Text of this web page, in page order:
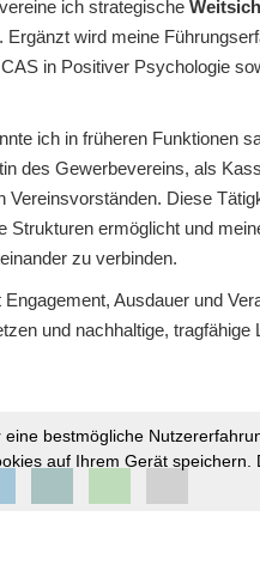
vereine ich strategische
. Ergänzt wird meine
in Positiver Psychologie
ich in früheren Funktionen
des Gewerbevereins, als
Vereinsvorständen. Diese
Strukturen ermöglicht und
zu verbinden.
Ausdauer und
und nachhaltige,
bestmögliche
auf Ihrem Gerät